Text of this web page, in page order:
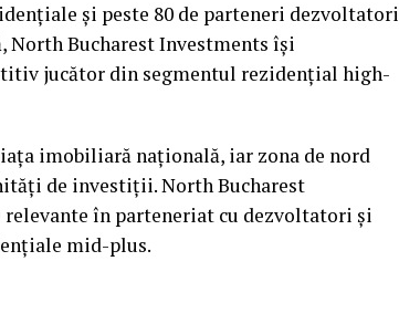
și peste 80 de parteneri dezvoltatori
North Bucharest Investments își
jucător din segmentul rezidențial high-
imobiliară națională, iar zona de nord
de investiții. North Bucharest
în parteneriat cu dezvoltatori și
mid-plus.